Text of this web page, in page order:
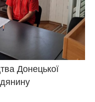
Донецької